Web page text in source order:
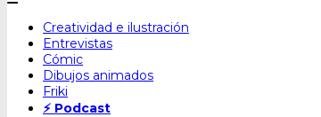
Skip
content
Creatividad e ilustración
Entrevistas
Cómic
Dibujos animados
Friki
⚡ Podcast